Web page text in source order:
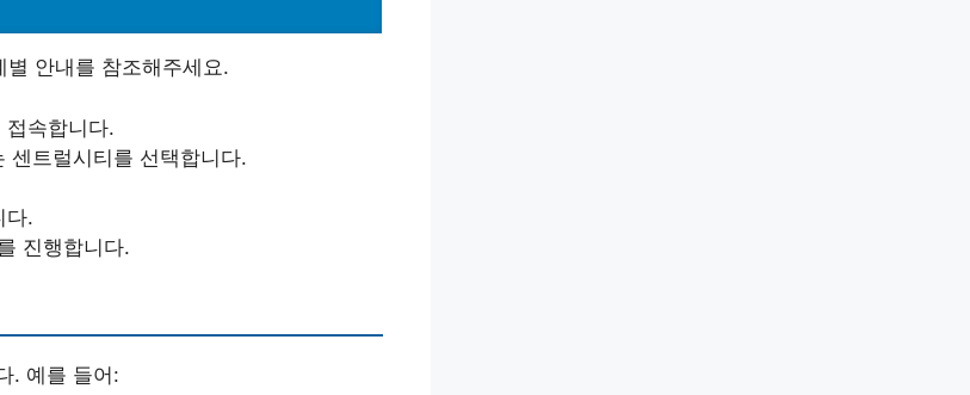
안내를 참조해주세요.
접속합니다.
센트럴시티를 선택합니다.
다.
진행합니다.
. 예를 들어: